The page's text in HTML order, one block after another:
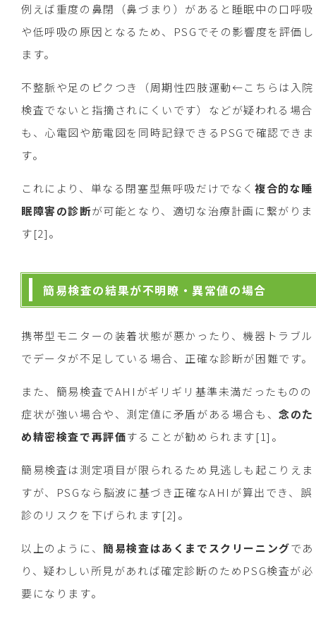
例えば重度の鼻閉（鼻づまり）があると睡眠中の口呼吸
や低呼吸の原因となるため、PSGでその影響度を評価し
ます。
不整脈や足のピクつき（周期性四肢運動←こちらは入院
検査でないと指摘されにくいです）などが疑われる場合
も、心電図や筋電図を同時記録できるPSGで確認できま
す。
これにより、単なる閉塞型無呼吸だけでなく複合的な睡
眠障害の診断が可能となり、適切な治療計画に繋がりま
す[2]。
簡易検査の結果が不明瞭・異常値の場合
携帯型モニターの装着状態が悪かったり、機器トラブル
でデータが不足している場合、正確な診断が困難です。
また、簡易検査でAHIがギリギリ基準未満だったものの
症状が強い場合や、測定値に矛盾がある場合も、念のた
め精密検査で再評価することが勧められます[1]。
簡易検査は測定項目が限られるため見逃しも起こりえま
すが、PSGなら脳波に基づき正確なAHIが算出でき、誤
診のリスクを下げられます[2]。
以上のように、簡易検査はあくまでスクリーニングであ
り、疑わしい所見があれば確定診断のためPSG検査が必
要になります。